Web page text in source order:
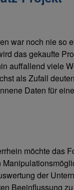
war noch nie so
das gekaufte
auffallend viele
als Zufall
Daten für
möchte das
der
Beeinflussung